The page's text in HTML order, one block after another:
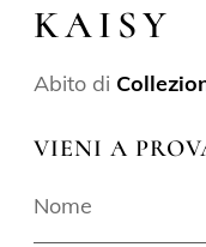
KAISY
Abito di
VIENI A